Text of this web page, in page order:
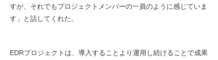
すが、それでもプロジェクトメンバーの一員のように感じていま
す」と話してくれた。
EDRプロジェクトは、導入することより運用し続けることで成果